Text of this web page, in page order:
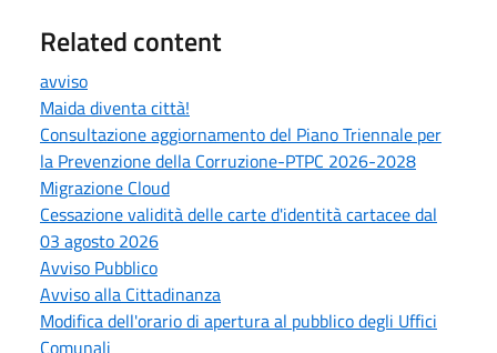
Related content
avviso
Maida diventa città!
Consultazione aggiornamento del Piano Triennale per
la Prevenzione della Corruzione-PTPC 2026-2028
Migrazione Cloud
Cessazione validità delle carte d'identità cartacee dal
03 agosto 2026
Avviso Pubblico
Avviso alla Cittadinanza
Modifica dell'orario di apertura al pubblico degli Uffici
Comunali